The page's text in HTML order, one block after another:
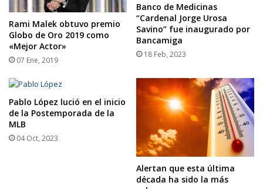
Rami Malek obtuvo premio
Globo de Oro 2019 como
«Mejor Actor»
07 Ene, 2019
Banco de Medicinas
“Cardenal Jorge Urosa
Savino” fue inaugurado por
Bancamiga
18 Feb, 2023
Pablo López lució en el inicio
de la Postemporada de la
MLB
04 Oct, 2023
Alertan que esta última
década ha sido la más